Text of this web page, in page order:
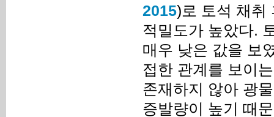
2015)로 토석 채취
적밀도가 높았다.
매우 낮은 값을 보
접한 관계를 보이
존재하지 않아 광
증발량이 높기 때